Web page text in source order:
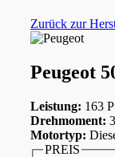
Zurück zur
Peugeot
Leistung: 163
Drehmoment:
Motortyp:
PREIS